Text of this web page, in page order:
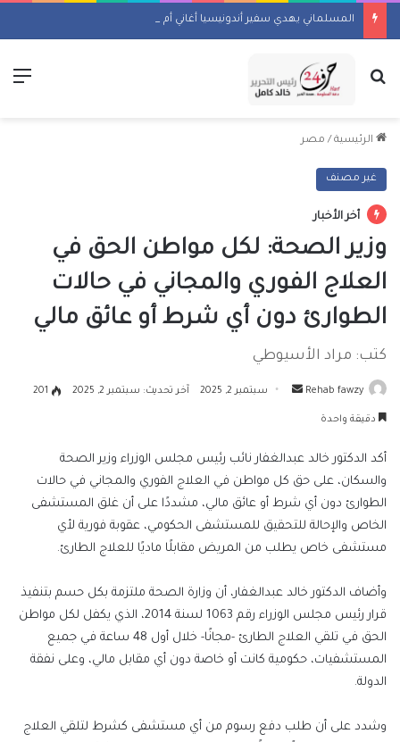
بحث عن
الرئيسية / مصر
غير مصنف
أخر الأخبار
وزير الصحة: لكل مواطن الحق في
العلاج الفوري والمجاني في حالات
الطوارئ دون أي شرط أو عائق مالي
كتب: مراد الأسيوطي
Rehab fawzy
أرسل سبتمبر 2, 2025 آخر تحديث: سبتمبر 2, 2025 201
دقيقة واحدة
أكد الدكتور خالد عبدالغفار نائب رئيس مجلس الوزراء وزير الصحة
والسكان، على حق كل مواطن في العلاج الفوري والمجاني في حالات
الطوارئ دون أي شرط أو عائق مالي، مشددًا على أن غلق المستشفى
الخاص والإحالة للتحقيق للمستشفى الحكومي، عقوبة فورية لأي
مستشفى خاص يطلب من المريض مقابلًا ماديًا للعلاج الطارئ.
وأضاف الدكتور خالد عبدالغفار، أن وزارة الصحة ملتزمة بكل حسم بتنفيذ
قرار رئيس مجلس الوزراء رقم 1063 لسنة 2014، الذي يكفل لكل مواطن
الحق في تلقي العلاج الطارئ -مجانًا- خلال أول 48 ساعة في جميع
المستشفيات، حكومية كانت أو خاصة دون أي مقابل مالي، وعلى نفقة
الدولة.
وشدد على أن طلب دفع رسوم من أي مستشفى كشرط لتلقي العلاج